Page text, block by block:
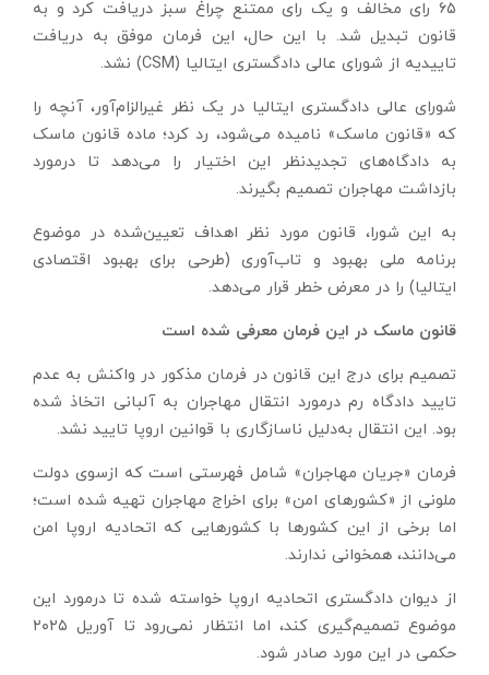
۶۵ رای مخالف و یک رای ممتنع چراغ سبز دریافت کرد و به
قانون تبدیل شد. با این حال، این فرمان موفق به دریافت
تاییدیه از شورای عالی دادگستری ایتالیا (CSM) نشد.
شورای عالی دادگستری ایتالیا در یک نظر غیرالزام‌آور، آنچه را
که «قانون ماسک» نامیده می‌شود، رد کرد؛ ماده قانون ماسک
به دادگاه‌های تجدیدنظر این اختیار را می‌دهد تا درمورد
بازداشت مهاجران تصمیم بگیرند.
به این شورا، قانون مورد نظر اهداف تعیین‌شده در موضوع
برنامه ملی بهبود و تاب‌آوری (طرحی برای بهبود اقتصادی
ایتالیا) را در معرض خطر قرار می‌دهد.
قانون ماسک در این فرمان معرفی شده است
تصمیم برای درج این قانون در فرمان مذکور در واکنش به عدم
تایید دادگاه رم درمورد انتقال مهاجران به آلبانی اتخاذ شده
بود. این انتقال به‌دلیل ناسازگاری با قوانین اروپا تایید نشد.
فرمان «جریان مهاجران» شامل فهرستی است که ازسوی دولت
ملونی از «کشور‌های امن» برای اخراج مهاجران تهیه شده است؛
اما برخی از این کشور‌ها با کشور‌هایی که اتحادیه اروپا امن
می‌دانند، همخوانی ندارند.
از دیوان دادگستری اتحادیه اروپا خواسته شده تا درمورد این
موضوع تصمیم‌گیری کند، اما انتظار نمی‌رود تا آوریل ۲۰۲۵
حکمی در این مورد صادر شود.